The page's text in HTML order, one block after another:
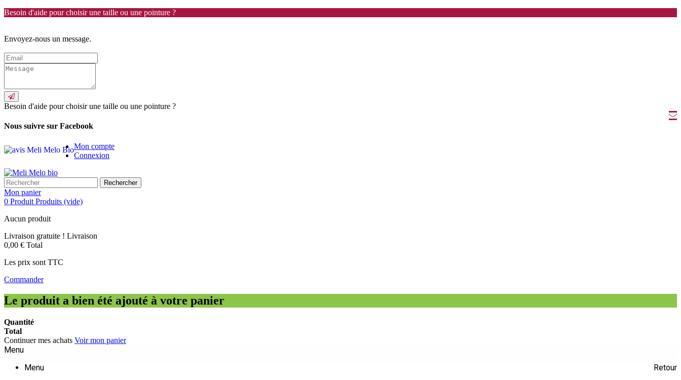
Besoin d'aide pour choisir une taille ou une pointure ?
Envoyez-nous un message.
Besoin d'aide pour choisir une taille ou une pointure ?
Nous suivre sur Facebook
Mon compte
Connexion
Rechercher
Mon panier
0 Produit Produits (vide)
Aucun produit
Livraison gratuite ! Livraison
0,00 € Total
Les prix sont TTC
Commander
Le produit a bien été ajouté à votre panier
Quantité
Total
Continuer mes achats Voir mon panier
Menu
Menu
Retour